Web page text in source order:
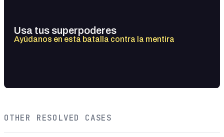
Usa tus superpoderes
Ayúdanos en esta batalla contra la mentira
OTHER RESOLVED CASES